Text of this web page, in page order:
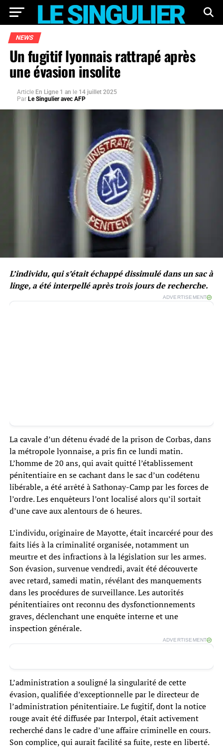
NEWS
Un fugitif lyonnais rattrapé après
une évasion insolite
Article En Ligne 1 an le 14 juillet 2025
Par Le Singulier avec AFP
L’individu, qui s’était échappé dissimulé dans un sac à
linge, a été interpellé après trois jours de recherche.
ADVERTISEMENT
La cavale d’un détenu évadé de la prison de Corbas, dans
la métropole lyonnaise, a pris fin ce lundi matin.
L’homme de 20 ans, qui avait quitté l’établissement
pénitentiaire en se cachant dans le sac d’un codétenu
libérable, a été arrêté à Sathonay-Camp par les forces de
l’ordre. Les enquêteurs l’ont localisé alors qu’il sortait
d’une cave aux alentours de 6 heures.
L’individu, originaire de Mayotte, était incarcéré pour des
faits liés à la criminalité organisée, notamment un
meurtre et des infractions à la législation sur les armes.
Son évasion, survenue vendredi, avait été découverte
avec retard, samedi matin, révélant des manquements
dans les procédures de surveillance. Les autorités
pénitentiaires ont reconnu des dysfonctionnements
graves, déclenchant une enquête interne et une
inspection générale.
ADVERTISEMENT
L’administration a souligné la singularité de cette
évasion, qualifiée d’exceptionnelle par le directeur de
l’administration pénitentiaire. Le fugitif, dont la notice
rouge avait été diffusée par Interpol, était activement
recherché dans le cadre d’une affaire criminelle en cours.
Son complice, qui aurait facilité sa fuite, reste en liberté.